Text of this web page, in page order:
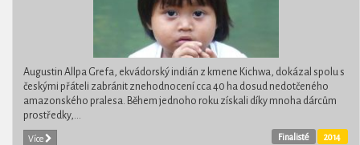
Augustin Allpa Grefa, ekvádorský indián z kmene Kichwa, dokázal spolu s
českými přáteli zabránit znehodnocení cca 40 ha dosud nedotčeného
amazonského pralesa. Během jednoho roku získali díky mnoha dárcům
prostředky,...
Více 2014
Finalisté